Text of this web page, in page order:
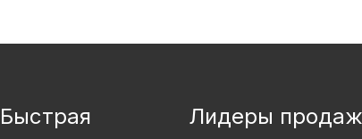
Быстрая
Лидеры продаж